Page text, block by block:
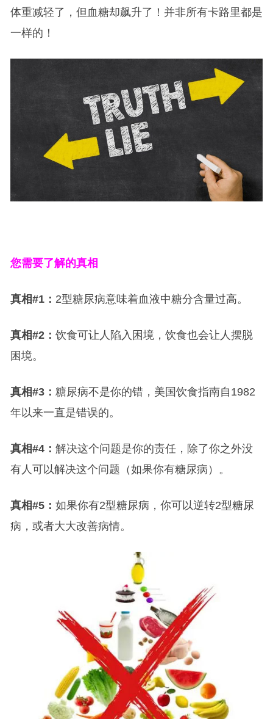
体重减轻了，但血糖却飙升了！并非所有卡路里都是
一样的！
您需要了解的真相
真相#1： 2型糖尿病意味着血液中糖分含量过高。
真相#2： 饮食可让人陷入困境，饮食也会让人摆脱
困境。
真相#3： 糖尿病不是你的错，美国饮食指南自1982
年以来一直是错误的。
真相#4： 解决这个问题是你的责任，除了你之外没
有人可以解决这个问题（如果你有糖尿病）。
真相#5： 如果你有2型糖尿病，你可以逆转2型糖尿
病，或者大大改善病情。